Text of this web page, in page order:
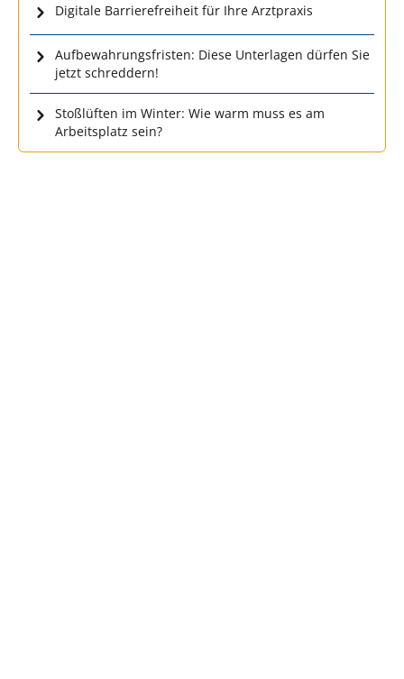
Digitale Barrierefreiheit für Ihre Arztpraxis
Aufbewahrungsfristen: Diese Unterlagen dürfen Sie
jetzt schreddern!
Stoßlüften im Winter: Wie warm muss es am
Arbeitsplatz sein?